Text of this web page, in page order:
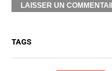
TAGS